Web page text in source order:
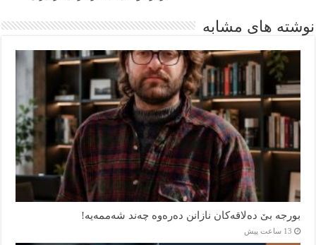
نوشته های مشابه
بورجە بێ دەلاقەکان نازانن دەرەوە چەند شەممەیە!
13 ساعت پیش